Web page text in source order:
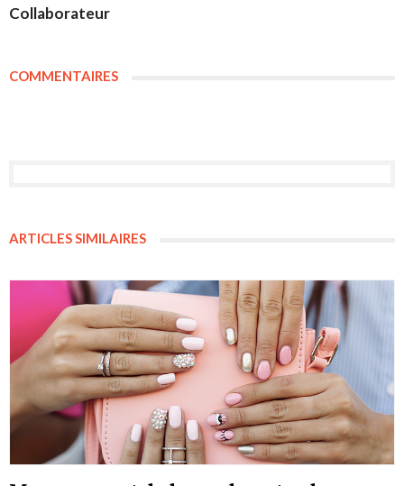
Collaborateur
COMMENTAIRES
ARTICLES SIMILAIRES